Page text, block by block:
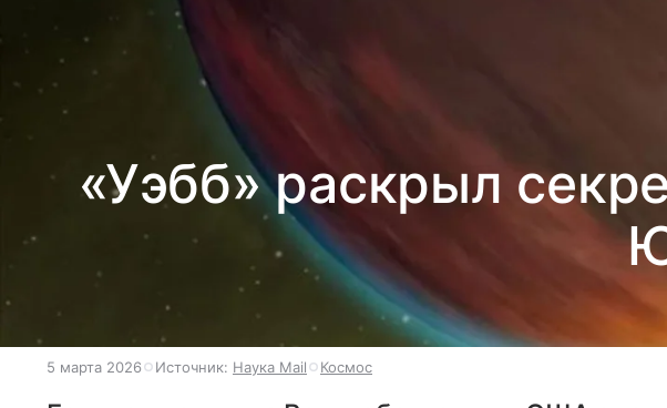
«Уэбб» раскрыл
5 марта 2026 Источник: Наука Mail Космос